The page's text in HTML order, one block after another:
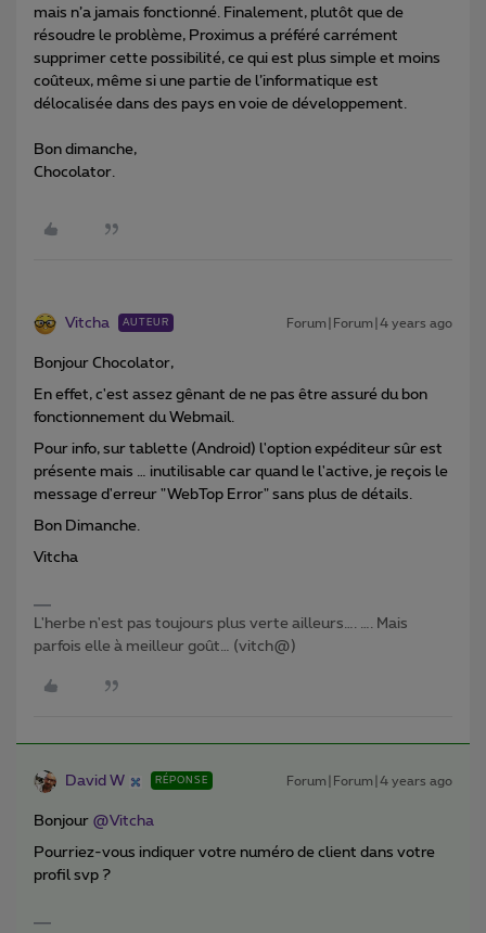
mais n’a jamais fonctionné. Finalement, plutôt que de
résoudre le problème, Proximus a préféré carrément
supprimer cette possibilité, ce qui est plus simple et moins
coûteux, même si une partie de l’informatique est
délocalisée dans des pays en voie de développement.
Bon dimanche,
Chocolator.
Vitcha AUTEUR Forum|Forum|4 years ago
Bonjour Chocolator,
En effet, c'est assez gênant de ne pas être assuré du bon
fonctionnement du Webmail.
Pour info, sur tablette (Android) l'option expéditeur sûr est
présente mais … inutilisable car quand le l'active, je reçois le
message d'erreur "WebTop Error" sans plus de détails.
Bon Dimanche.
Vitcha
L'herbe n'est pas toujours plus verte ailleurs…. …. Mais
parfois elle à meilleur goût… (vitch@)
David W RÉPONSE Forum|Forum|4 years ago
Bonjour @Vitcha
Pourriez-vous indiquer votre numéro de client dans votre
profil svp ?